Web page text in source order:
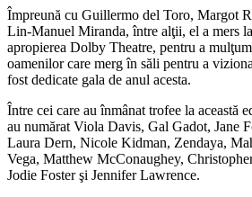
Împreună cu Guillermo del Toro, Margot
Lin-Manuel Miranda, între alţii, el a mers
apropierea Dolby Theatre, pentru a
oamenilor care merg în săli pentru a
fost dedicate gala de anul acesta.
Între cei care au înmânat trofee la această
au numărat Viola Davis, Gal Gadot, Jane
Laura Dern, Nicole Kidman, Zendaya,
Vega, Matthew McConaughey,
Jodie Foster şi Jennifer Lawrence.